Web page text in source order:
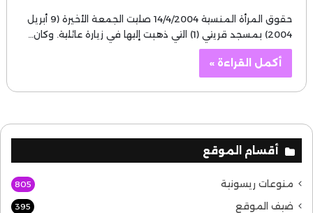
حقوق المرأة المنسية 14/4/2004 صليت الجمعة الأخيرة (9 أبريل
2004) بمسجد قريتي (1) التي ذهبت إليها في زيارة عائلية. وكان…
أكمل القراءة »
أقسام الموقع
منوعات ريسونية 805
ضيف الموقع 395